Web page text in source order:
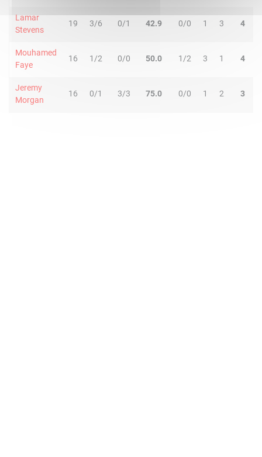
Lamar
Stevens
19 3/6 0/1 42.9 0/0 1 3 4
Mouhamed
Faye
16 1/2 0/0 50.0 1/2 3 1 4
Jeremy
Morgan
16 0/1 3/3 75.0 0/0 1 2 3